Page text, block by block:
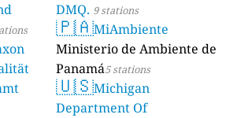
DMQ. 9 stations
🇵🇦MiAmbiente
Ministerio de Ambiente de
Panamá5 stations
🇺🇸Michigan
Department Of